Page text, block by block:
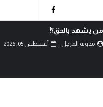
لماذا تعادي السعودية اليمن؟!
مدونة المرجل أغسطس 05, 2026